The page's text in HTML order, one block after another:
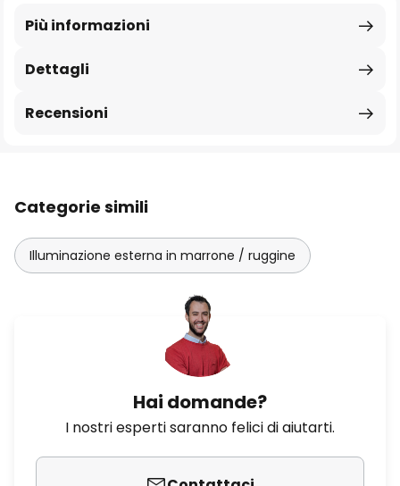
Dettagli
Più informazioni
Recensioni
Categorie simili
Illuminazione esterna in marrone / ruggine
Hai domande?
I nostri esperti saranno felici di aiutarti.